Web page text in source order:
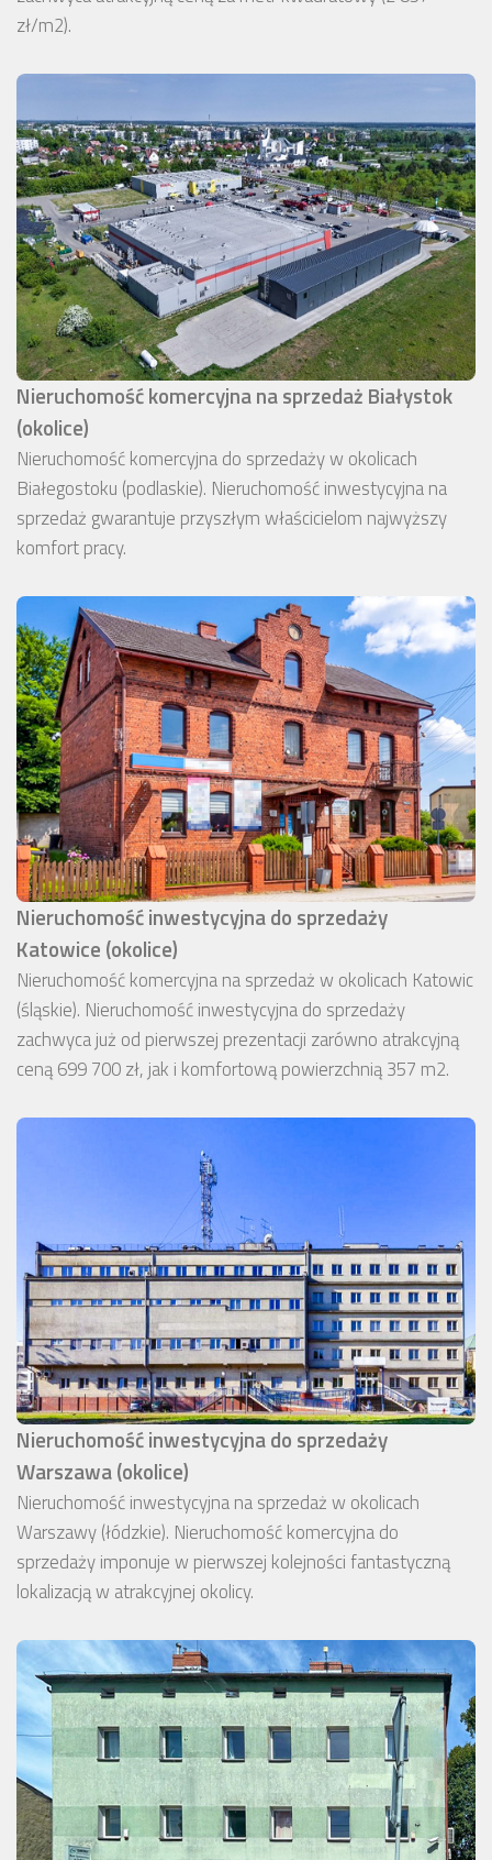
zł/m2).
Nieruchomość komercyjna na sprzedaż Białystok
(okolice)
Nieruchomość komercyjna do sprzedaży w okolicach
Białegostoku (podlaskie). Nieruchomość inwestycyjna na
sprzedaż gwarantuje przyszłym właścicielom najwyższy
komfort pracy.
Nieruchomość inwestycyjna do sprzedaży
Katowice (okolice)
Nieruchomość komercyjna na sprzedaż w okolicach Katowic
(śląskie). Nieruchomość inwestycyjna do sprzedaży
zachwyca już od pierwszej prezentacji zarówno atrakcyjną
ceną 699 700 zł, jak i komfortową powierzchnią 357 m2.
Nieruchomość inwestycyjna do sprzedaży
Warszawa (okolice)
Nieruchomość inwestycyjna na sprzedaż w okolicach
Warszawy (łódzkie). Nieruchomość komercyjna do
sprzedaży imponuje w pierwszej kolejności fantastyczną
lokalizacją w atrakcyjnej okolicy.